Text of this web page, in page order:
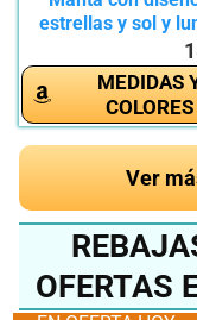
estrellas y sol y
MEDIDAS
COLORES
Ver
OFERTAS